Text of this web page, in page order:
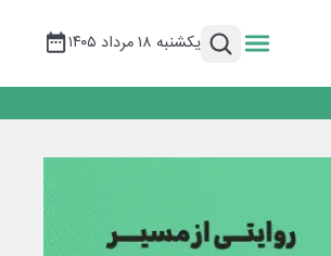
یکشنبه ۱۸ مرداد ۱۴۰۵